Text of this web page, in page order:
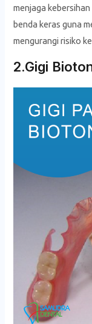
menjaga
benda keras guna
mengurangi risiko
2.Gigi